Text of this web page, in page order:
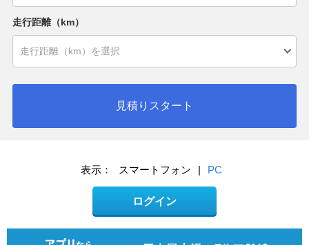
走行距離（km）
見積りスタート
表示： スマートフォン | PC
ログイン